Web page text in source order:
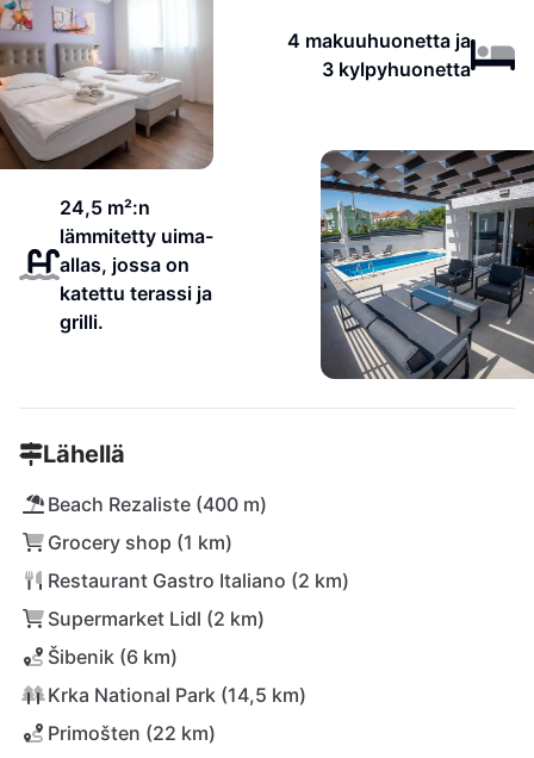
4 makuuhuonetta ja
3 kylpyhuonetta
24,5 m²:n
lämmitetty uima-
allas, jossa on
katettu terassi ja
grilli.
Lähellä
Beach Rezaliste (400 m)
Grocery shop (1 km)
Restaurant Gastro Italiano (2 km)
Supermarket Lidl (2 km)
Šibenik (6 km)
Krka National Park (14,5 km)
Primošten (22 km)